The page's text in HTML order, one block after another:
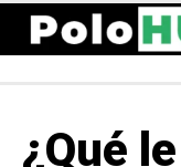
¿Qué